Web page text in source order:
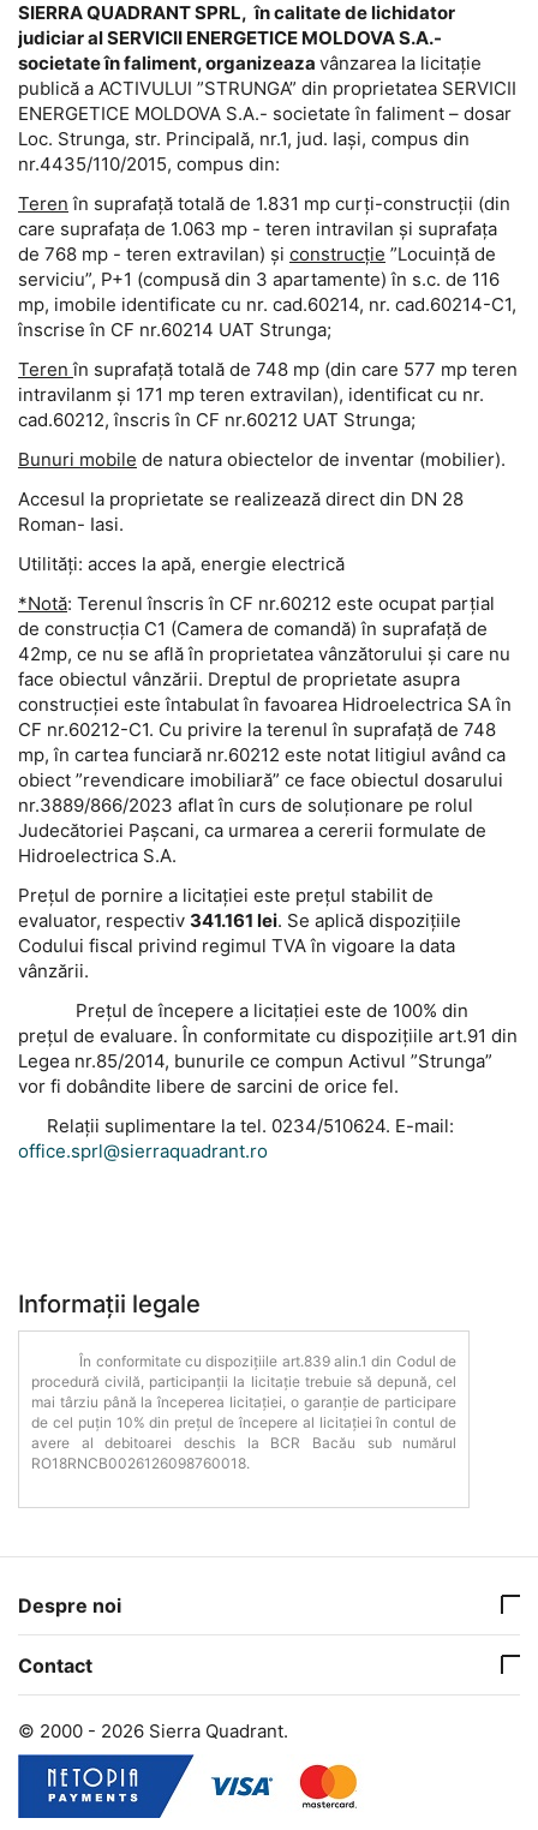
SIERRA QUADRANT SPRL,în calitate de lichidator
judiciaral SERVICII ENERGETICE MOLDOVA S.A.-
societate în faliment, organizeaza vânzarea la licitație
publică a ACTIVULUI ”STRUNGA” din proprietatea SERVICII
ENERGETICE MOLDOVA S.A.- societate în faliment – dosar
Loc. Strunga, str. Principală, nr.1, jud. Iași, compus din
nr.4435/110/2015, compus din:
Teren în suprafață totală de 1.831 mp curți-construcții (din
care suprafața de 1.063 mp - teren intravilan și suprafața
de 768 mp - teren extravilan) și construcție ”Locuință de
serviciu”, P+1 (compusă din 3 apartamente) în s.c. de 116
mp, imobile identificate cu nr. cad.60214, nr. cad.60214-C1,
înscrise în CF nr.60214 UAT Strunga;
Terenîn suprafață totală de 748 mp (din care 577 mp teren
intravilanm și 171 mp teren extravilan), identificat cu nr.
cad.60212, înscris în CF nr.60212 UAT Strunga;
Bunuri mobile de natura obiectelor de inventar (mobilier).
Accesul la proprietate se realizează direct din DN 28
Roman- Iasi.
Utilități: acces la apă, energie electrică
*Notă: Terenul înscris în CF nr.60212 este ocupat parțial
de construcția C1 (Camera de comandă) în suprafață de
42mp, ce nu se află în proprietatea vânzătorului și care nu
face obiectul vânzării. Dreptul de proprietate asupra
construcției este întabulat în favoarea Hidroelectrica SA în
CF nr.60212-C1. Cu privire la terenul în suprafață de 748
mp, în cartea funciară nr.60212 este notat litigiul având ca
obiect ”revendicare imobiliară” ce face obiectul dosarului
nr.3889/866/2023 aflat în curs de soluționare pe rolul
Judecătoriei Pașcani, ca urmarea a cererii formulate de
Hidroelectrica S.A.
Prețul de pornire a licitației este prețul stabilit de
evaluator, respectiv 341.161 lei. Se aplică dispozițiile
Codului fiscal privind regimul TVA în vigoare la data
vânzării.
Prețul de începere a licitației este de 100% din
prețul de evaluare. În conformitate cu dispozițiile art.91 din
Legea nr.85/2014, bunurile ce compun Activul ”Strunga”
vor fi dobândite libere de sarcini de orice fel.
Relaţii suplimentare la tel. 0234/510624. E-mail:
office.sprl@sierraquadrant.ro
Informații legale
În conformitate cu dispozițiile art.839 alin.1 din Codul de
procedură civilă, participanții la licitație trebuie să depună, cel
mai târziu până la începerea licitației, o garanție de participare
de cel puțin 10% din prețul de începere al licitației în contul de
avere al debitoarei deschis la BCR Bacău sub numărul
RO18RNCB0026126098760018.
Despre noi
Contact
© 2000 - 2026 Sierra Quadrant.